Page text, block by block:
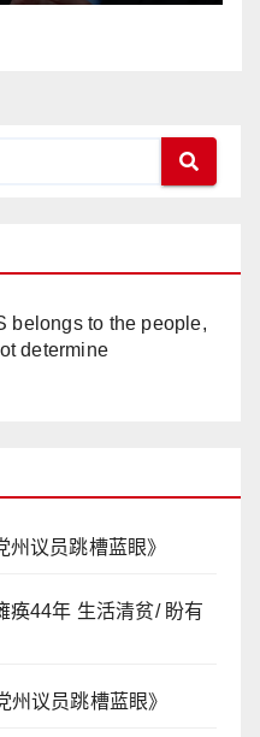
belongs to the people,
determine
州议员跳槽蓝眼》
痪44年 生活清贫/ 盼有
州议员跳槽蓝眼》